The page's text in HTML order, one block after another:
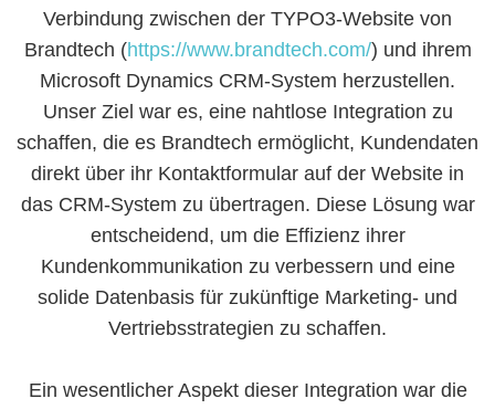
Verbindung zwischen der TYPO3-Website von
Brandtech (https://www.brandtech.com/) und ihrem
Microsoft Dynamics CRM-System herzustellen.
Unser Ziel war es, eine nahtlose Integration zu
schaffen, die es Brandtech ermöglicht, Kundendaten
direkt über ihr Kontaktformular auf der Website in
das CRM-System zu übertragen. Diese Lösung war
entscheidend, um die Effizienz ihrer
Kundenkommunikation zu verbessern und eine
solide Datenbasis für zukünftige Marketing- und
Vertriebsstrategien zu schaffen.
Ein wesentlicher Aspekt dieser Integration war die